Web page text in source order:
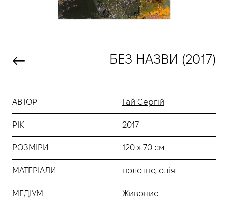
БЕЗ НАЗВИ (2017)
АВТОР Гай Сергій
РІК 2017
РОЗМІРИ 120 х 70 см
МАТЕРІАЛИ полотно, олія
МЕДІУМ Живопис